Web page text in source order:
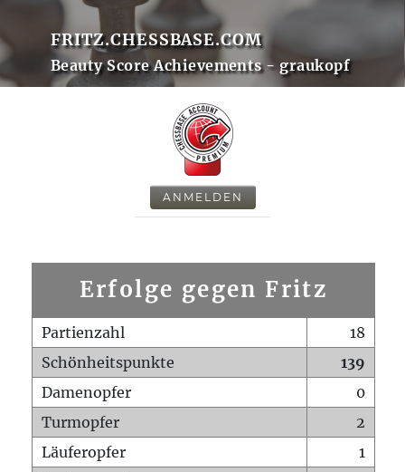
FRITZ.CHESSBASE.COM
Beauty Score Achievements - graukopf
ANMELDEN
Erfolge gegen Fritz
Partienzahl
18
Schönheitspunkte
139
Damenopfer
0
Turmopfer
2
Läuferopfer
1